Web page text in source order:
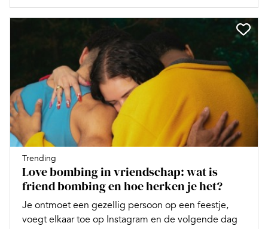
Trending
Love bombing in vriendschap: wat is
friend bombing en hoe herken je het?
Je ontmoet een gezellig persoon op een feestje,
voegt elkaar toe op Instagram en de volgende dag